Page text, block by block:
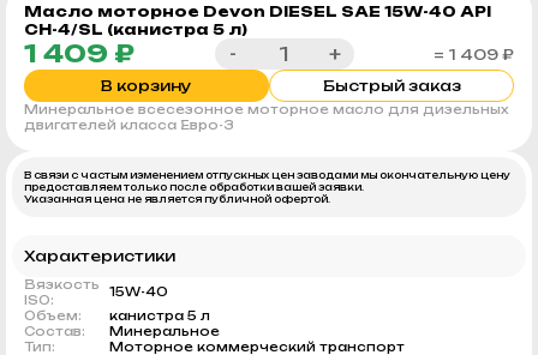
Масло моторное Devon DIЕSEL SAE 15W-40 API
CH-4/SL (канистра 5 л)
1 409 ₽ - +
= 1 409 ₽
В корзину
Быстрый заказ
Минеральное всесезонное моторное масло для дизельных
двигателей класса Евро-3
В связи с частым изменением отпускных цен заводами мы окончательную цену
предоставляем только после обработки вашей заявки.
Указанная цена не является публичной офертой.
Характеристики
Вязкость
ISO:
15W-40
Объем:
канистра 5 л
Состав:
Минеральное
Тип:
Моторное коммерческий транспорт